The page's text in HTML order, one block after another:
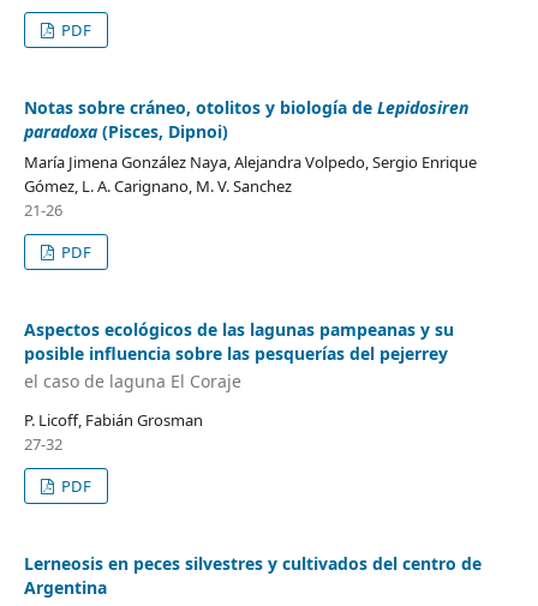
PDF
Notas sobre cráneo, otolitos y biología de Lepidosiren
paradoxa(Pisces, Dipnoi)
María Jimena González Naya, Alejandra Volpedo, Sergio Enrique
Gómez, L. A. Carignano, M. V. Sanchez
21-26
PDF
Aspectos ecológicos de las lagunas pampeanas y su
posible influencia sobre las pesquerías del pejerrey
el caso de laguna El Coraje
P. Licoff, Fabián Grosman
27-32
PDF
Lerneosis en peces silvestres y cultivados del centro de
Argentina